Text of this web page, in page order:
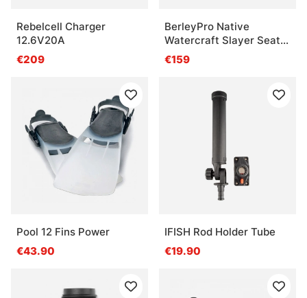
Rebelcell Charger
12.6V20A
€209
BerleyPro Native
Watercraft Slayer Seat
Risers
€159
Pool 12 Fins Power
€43.90
IFISH Rod Holder Tube
€19.90